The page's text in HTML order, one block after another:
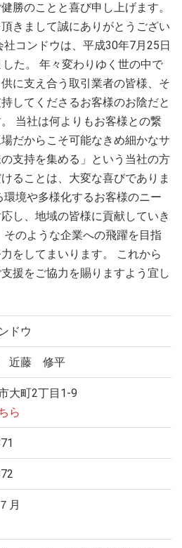
勝のことと喜び申し上げます。
きまして誠にありがとうござい
コンドウは、平成30年7月25日
た。 年々変わりゆく世の中で
に支え合う取引業者の皆様、そ
してくださるお客様のお陰だと
当社は何よりもお客様との繋
だからこそ可能なきめ細かなサ
支持を集める」という当社の方
ることは、大変な喜びでありま
境や多様化するお客様のニー
し、地域の皆様に貢献していき
のような企業への飛躍を目指
をしてまいります。 これから
援をご協力を賜りますよう宜し
ドウ
近藤 修平
大町2丁目1-9
ら
月